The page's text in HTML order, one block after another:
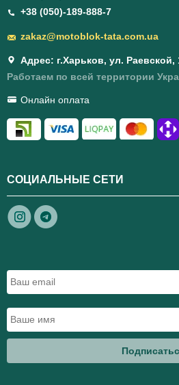
+38 (050)-189-888-7
zakaz@motoblok-tata.com.ua
Адрес: г.Харьков, ул. Раевской,
Работаем по всей территории
Онлайн оплата
СОЦИАЛЬНЫЕ СЕТИ